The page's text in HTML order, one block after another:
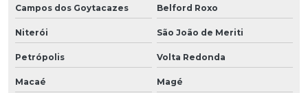
Campos dos Goytacazes Belford Roxo
Niterói São João de Meriti
Petrópolis Volta Redonda
Macaé Magé